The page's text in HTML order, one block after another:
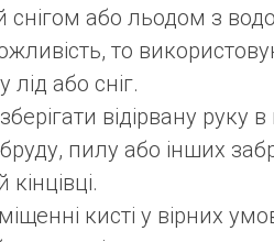
снігом або льодом з
то
лід або сніг.
відірвану
пилу або інших
кисті у вірних